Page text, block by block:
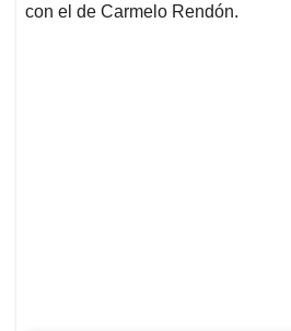
con el de Carmelo Rendón.